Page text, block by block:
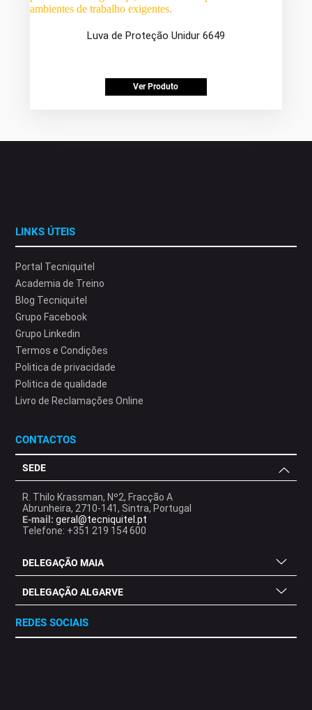
Luva de Proteção Unidur 6649
Ver Produto
LINKS ÚTEIS
Portal Tecniquitel
Academia de Treino
Blog Tecniquitel
Grupo Facebook
Grupo Linkedin
Termos e Condições
Politica de privacidade
Politica de qualidade
Livro de Reclamações Online
CONTACTOS
SEDE
R. Thilo Krassman, Nº2, Fracção A
Abrunheira, 2710-141, Sintra, Portugal
E-mail: geral@tecniquitel.pt
Telefone: +351 219 154 600
DELEGAÇÃO MAIA
DELEGAÇÃO ALGARVE
REDES SOCIAIS